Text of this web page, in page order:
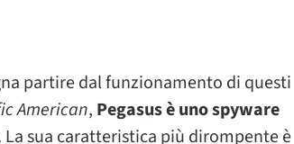
partire dal funzionamento di questi
American, Pegasus è uno spyware
La sua caratteristica più dirompente è